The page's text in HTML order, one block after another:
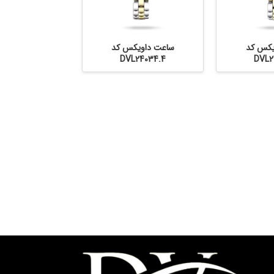
کد
ساعت داویکس کد
DVL24034.4